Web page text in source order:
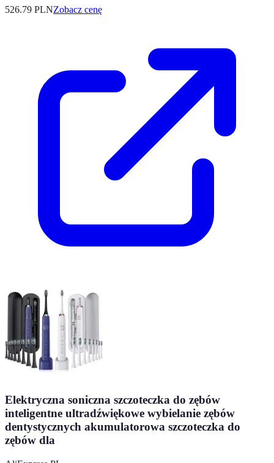
526.79 PLNZobacz cenę
Elektryczna soniczna szczoteczka do zębów
inteligentne ultradźwiękowe wybielanie zębów
dentystycznych akumulatorowa szczoteczka do
zębów dla